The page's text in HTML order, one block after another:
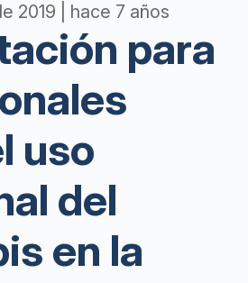
2019 | hace 7 años
para
uso
del
en la